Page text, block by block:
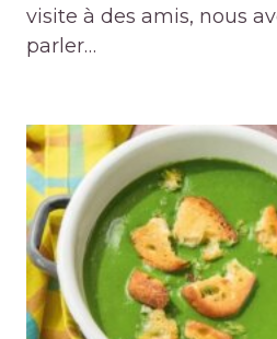
visite à des amis, nous
parler…